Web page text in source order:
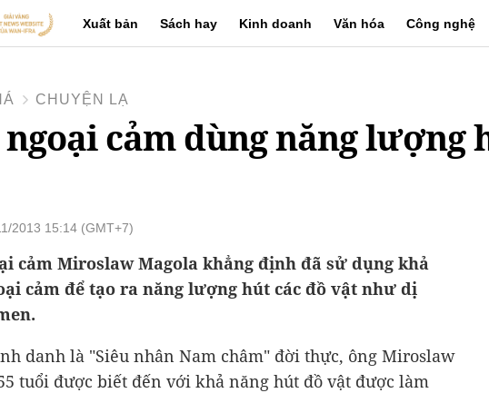
Xuất bản Sách hay Kinh doanh Văn hóa Công nghệ
CHUYỆN LẠ
cảm dùng năng lượng
2013 15:14 (GMT+7)
cảm Miroslaw Magola khẳng định đã sử dụng khả
cảm để tạo ra năng lượng hút các đồ vật như dị
danh là "Siêu nhân Nam châm" đời thực, ông Miroslaw
tuổi được biết đến với khả năng hút đồ vật được làm